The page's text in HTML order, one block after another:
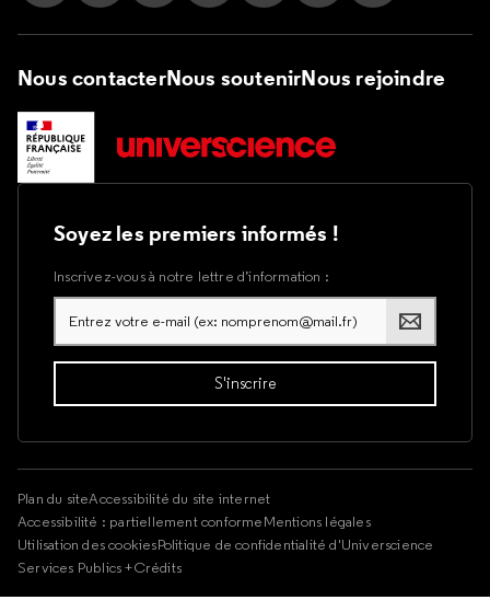
Nous contacterNous soutenirNous rejoindre
Soyez les premiers informés !
Inscrivez-vous à notre lettre d’information :
Plan du siteAccessibilité du site internet
Accessibilité : partiellement conformeMentions légales
Utilisation des cookiesPolitique de confidentialité d'Universcience
Services Publics +Crédits